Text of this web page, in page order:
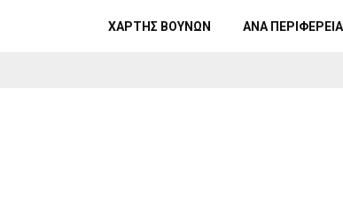
ΧΑΡΤΗΣ ΒΟΥΝΩΝ ΑΝΑ ΠΕΡΙΦΕΡΕΙΑ